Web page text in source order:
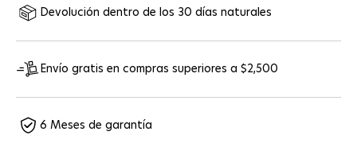
Devolución dentro de los 30 días naturales
Envío gratis en compras superiores a $2,500
6 Meses de garantía